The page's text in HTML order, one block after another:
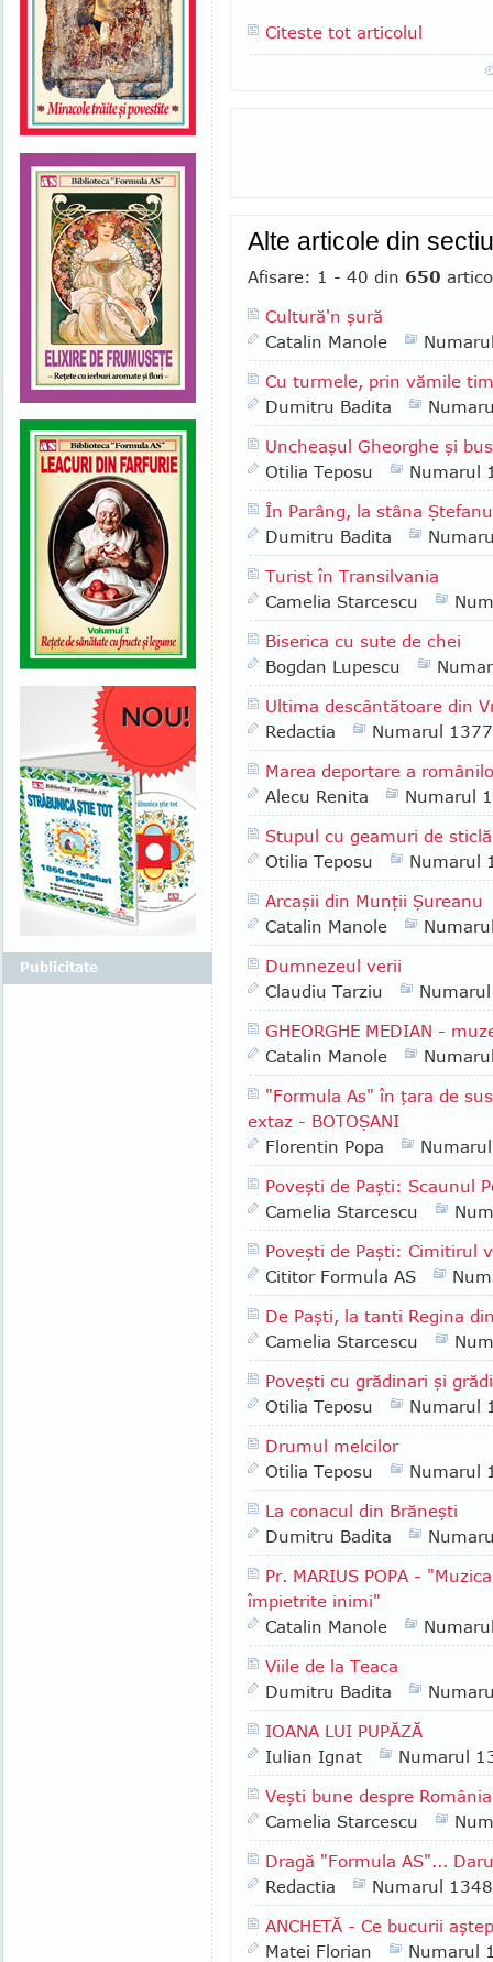
Citeste tot articolul
Alte articole din
Afisare: 1 - 40 din 650
Cultură'n şură
Catalin Manole
Cu turmele, prin vămile
Dumitru Badita
Uncheaşul Gheorghe şi
Otilia Teposu
Numarul
În Parâng, la stâna Ştefanu
Dumitru Badita
Turist în Transilvania
Camelia Starcescu
Biserica cu sute de chei
Bogdan Lupescu
Ultima descântătoare din
Redactia
Numarul 1377
Marea deportare a
Alecu Renita
Numarul
Stupul cu geamuri de sticlă
Otilia Teposu
Numarul
Arcaşii din Munţii Şureanu
Catalin Manole
Dumnezeul verii
Claudiu Tarziu
GHEORGHE MEDIAN -
Catalin Manole
"Formula As" în ţara de
extaz - BOTOŞANI
Florentin Popa
Poveşti de Paşti: Scaunul
Camelia Starcescu
Poveşti de Paşti: Cimitirul
Cititor Formula AS
De Paşti, la tanti Regina
Camelia Starcescu
Poveşti cu grădinari şi
Otilia Teposu
Numarul
Drumul melcilor
Otilia Teposu
Numarul
La conacul din Brăneşti
Dumitru Badita
Pr. MARIUS POPA -
împietrite inimi"
Catalin Manole
Viile de la Teaca
Dumitru Badita
IOANA LUI PUPĂZĂ
Iulian Ignat
Numarul
Veşti bune despre
Camelia Starcescu
Dragă "Formula AS"...
Redactia
Numarul 1348
ANCHETĂ - Ce bucurii
Matei Florian
Numarul
Publicitate